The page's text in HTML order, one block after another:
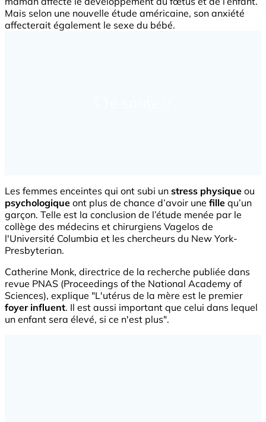
Mais selon une nouvelle étude américaine, son anxiété
affecterait également le sexe du bébé.
Les femmes enceintes qui ont subi un stress physique ou
psychologique ont plus de chance d’avoir une fille qu’un
garçon. Telle est la conclusion de l’étude menée par le
collège des médecins et chirurgiens Vagelos de
l'Université Columbia et les chercheurs du New York-
Presbyterian.
Catherine Monk, directrice de la recherche publiée dans
revue PNAS (Proceedings of the National Academy of
Sciences), explique "L'utérus de la mère est le premier
foyer influent. Il est aussi important que celui dans lequel
un enfant sera élevé, si ce n'est plus".